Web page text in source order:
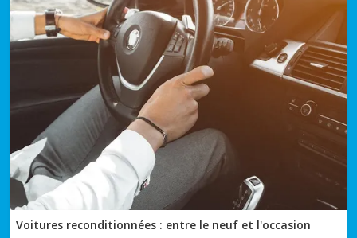
Voitures reconditionnées : entre le neuf et l'occasion